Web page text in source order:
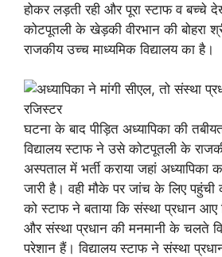
होकर लड़ती रही और पूरा स्टाफ व बच्चे
कोटपूतली के खेड़की वीरभान की बोहरा
राजकीय उच्च माध्यमिक विद्यालय का है।
घटना के बाद पीड़ित अध्यापिका की
विद्यालय स्टाफ ने उसे कोटपूतली के
अस्पताल में भर्ती कराया जहां अध्यापिका
जारी है। वही मौके पर जांच के लिए पहुंची
को स्टाफ ने बताया कि संस्था प्रधान आए
और संस्था प्रधान की मनमानी के चलते
परेशान हैं। विद्यालय स्टाफ ने संस्था